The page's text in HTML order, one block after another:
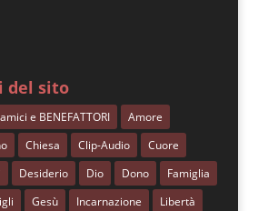
del sito
e BENEFATTORI
Amore
Chiesa Clip-Audio
Cuore
Desiderio Dio Dono
Famiglia
Gesù Incarnazione
Libertà